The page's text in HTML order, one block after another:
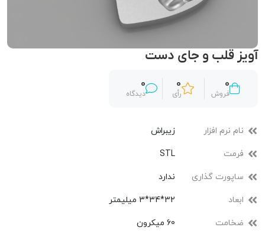
آویز قلب و جای دست
0
فروش
0
رأی
0
دیدگاه
نام نرم افزار زیبراش
فرمت STL
ساپورت گذاری ندارد
ابعاد 32*34*3 میلیمتر
ضخامت 60 میکرون